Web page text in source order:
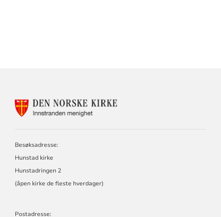
Besøksadresse:
Hunstad kirke
Hunstadringen 2
(åpen kirke de fleste hverdager)
Postadresse: